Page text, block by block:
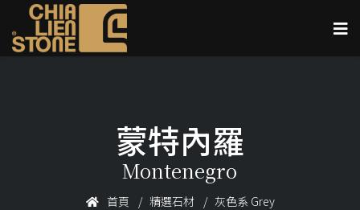
蒙特內羅
Montenegro
首頁 精選石材 灰色系 Grey